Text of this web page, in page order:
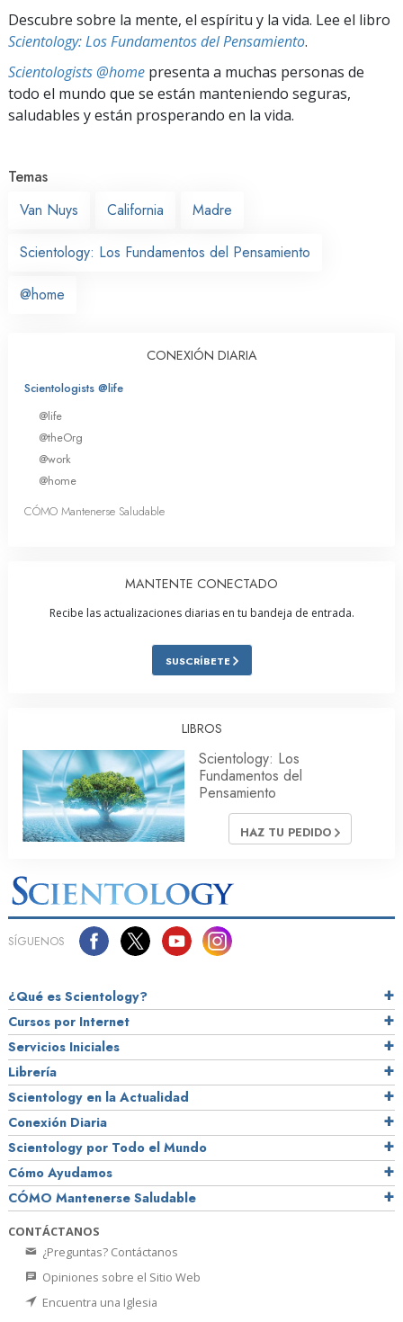
Descubre sobre la mente, el espíritu y la vida. Lee el libro
Scientology: Los Fundamentos del Pensamiento.
Scientologists @home presenta a muchas personas de
todo el mundo que se están manteniendo seguras,
saludables y están prosperando en la vida.
Temas
Van Nuys
California Madre
Scientology: Los Fundamentos del Pensamiento
@home
CONEXIÓN DIARIA
Scientologists @life
@life
@theOrg
@work
@home
CÓMO Mantenerse Saludable
MANTENTE CONECTADO
Recibe las actualizaciones diarias en tu bandeja de entrada.
SUSCRÍBETE
LIBROS
Scientology: Los
Fundamentos del
Pensamiento
HAZ TU PEDIDO
SÍGUENOS
¿Qué es Scientology?
Cursos por Internet
Servicios Iniciales
Librería
Scientology en la Actualidad
Conexión Diaria
Scientology por Todo el Mundo
Cómo Ayudamos
CÓMO Mantenerse Saludable
CONTÁCTANOS
¿Preguntas? Contáctanos
Opiniones sobre el Sitio Web
Encuentra una Iglesia